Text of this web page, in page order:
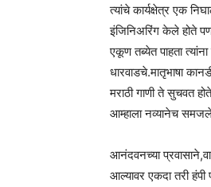
त्यांचे कार्यक्षेत्र एक
इंजिनिअरिंग केले होते
एकूण तब्येत पाहता
धारवाडचे.मातृभाषा
मराठी गाणी ते सुचवत
आम्हाला नव्यानेच
आनंदवनच्या
आल्यावर एकदा तरी